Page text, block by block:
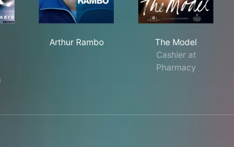
Arthur Rambo
The Model
Cashier at
Pharmacy